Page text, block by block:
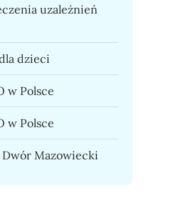
uzależnień
dzieci
w Polsce
w Polsce
Dwór Mazowiecki